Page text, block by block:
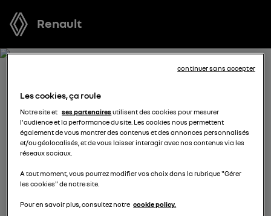
Renault
RECEVEZ GRATUITEMENT
VOTRE OFFRE POUR RAFALE
FULL HYBRID E-TECH
proposer l’offre la plus avantageuse, des solutions de
conseiller dans votre projet d’achat.
Les cookies, ça roule
Notre site et ses partenairesutilisent des cookies pour mesurer
l'audience et la performance du site. Les cookies nous permettent
également de vous montrer des contenus et des annonces personnalisés
et/ou géolocalisés, et de vous laisser interagir avec nos contenus via les
réseaux sociaux.
A tout moment, vous pourrez modifier vos choix dans la rubrique "Gérer
les cookies" de notre site.
Pour en savoir plus, consultez notre cookie policy.
continuer sans accepter